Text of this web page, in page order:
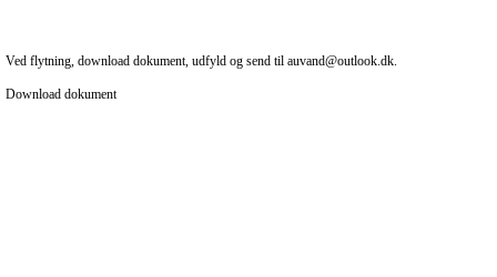
Ved flytning, download dokument, udfyld og send til auvand@outlook.dk.
Download dokument